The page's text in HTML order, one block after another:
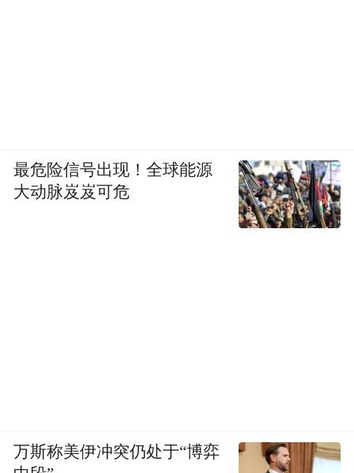
最危险信号出现！全球能源
大动脉岌岌可危
万斯称美伊冲突仍处于“博弈